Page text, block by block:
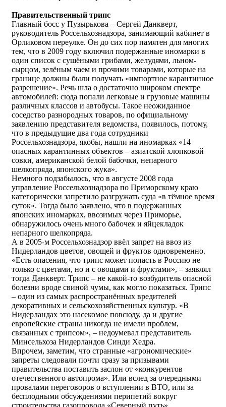
Правительственный трипс
Главный босс у Пузырькова – Сергей Данкверт,
руководитель Россельхознадзора, занимающий кабинет в
Орликовом переулке. Он до сих пор памятен для многих
тем, что в 2009 году включил подержанные иномарки в
один список с сушёными грибами, желудями, льном-
сырцом, зелёным чаем и прочими товарами, которые на
границе должны были получать «импортное карантинное
разрешение». Речь шла о достаточно широком спектре
автомобилей: сюда попали легковые и грузовые машины
различных классов и автобусы. Такое неожиданное
соседство разнородных товаров, по официальному
заявлению представителя ведомства, появилось, потому,
что в предыдущие два года сотрудники
Россельхознадзора, якобы, нашли на иномарках «14
опасных карантинных объектов – азиатской хлопковой
совки, американской белой бабочки, непарного
шелкопряда, японского жука».
Немного подзабылось, что в августе 2008 года
управление Россельхознадзора по Приморскому краю
категорически запретило разгружать суда «в тёмное время
суток». Тогда было заявлено, что в подержанных
японских иномарках, ввозимых через Приморье,
обнаружилось очень много бабочек и яйцекладок
непарного шелкопряда.
А в 2005-м Россельхознадзор ввёл запрет на ввоз из
Нидерландов цветов, овощей и фруктов одновременно.
«Есть опасения, что трипс может попасть в Россию не
только с цветами, но и с овощами и фруктами», – заявлял
тогда Данкверт. Трипс – не какой-то возбудитель опасной
болезни вроде свиной чумы, как могло показаться. Трипс
– один из самых распространённых вредителей
декоративных и сельскохозяйственных культур. «В
Нидерландах это насекомое повсюду, да и другие
европейские страны никогда не имели проблем,
связанных с трипсом», – недоумевал представитель
Минсельхоза Нидерландов Синди Хедра.
Впрочем, заметим, что странные «агрономические»
запреты следовали почти сразу за призывами
правительства поставить заслон от «конкурентов
отечественного автопрома». Или вслед за очередными
провалами переговоров о вступлении в ВТО, или за
бесплодными обсуждениями перипетий вокруг
строительства газопровода «Северный путь».